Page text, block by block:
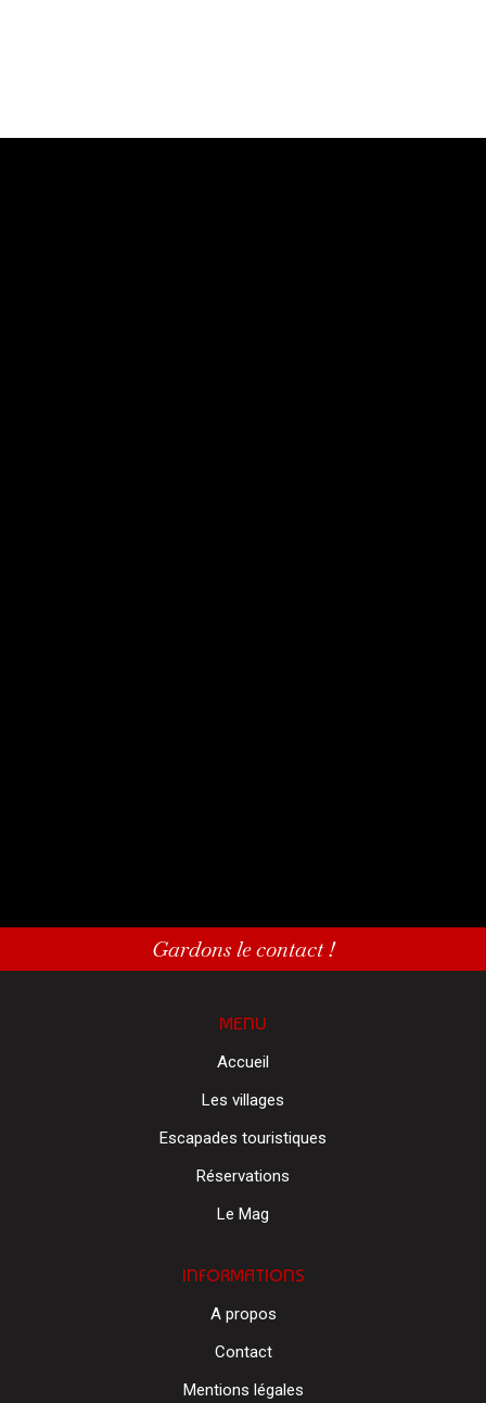
Gardons le contact !
MENU
Accueil
Les villages
Escapades touristiques
Réservations
Le Mag
INFORMATIONS
A propos
Contact
Mentions légales